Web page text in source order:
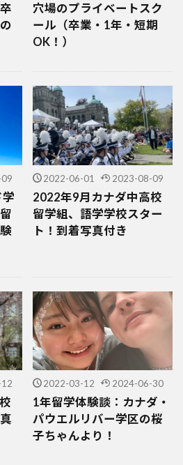
穴場のプライベートスク
ール（卒業・1年・短期
OK！）
学
2022-06-01 2023-08-09
2022年9月カナダ中高校
留学組、語学学校スター
ト！到着写真付き
2022-03-12 2024-06-30
1年留学体験談：カナダ・
パウエルリバー学区の桜
子ちゃんより！